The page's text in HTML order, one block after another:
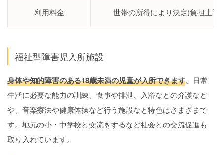
利用料金 世帯の所得により決定(負担上
福祉型障害児入所施設
身体や知的障害のある18歳未満の児童が入所できます。日常
生活に必要な能力の訓練、食事や排泄、入浴などの介護など
や、音楽療法や健康体操など行う施設など特色はさまざまで
す。地元の小・中学校と交流をするなど社会との交流促進も
取り入れています。